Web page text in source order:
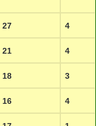
27 4
21 4
18 3
16 4